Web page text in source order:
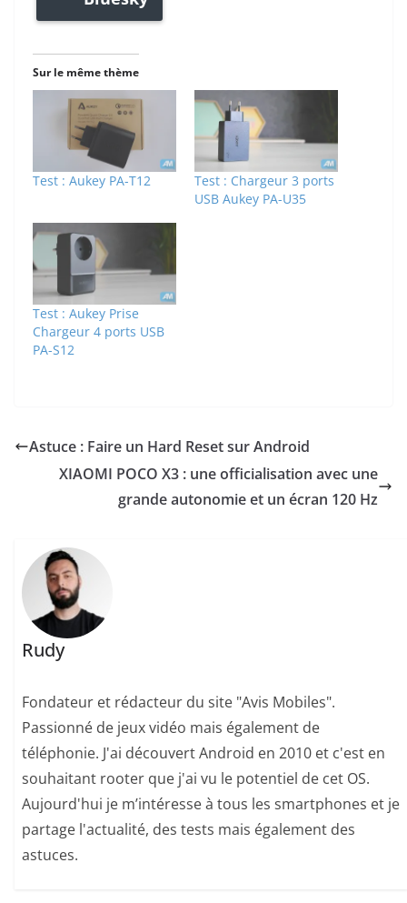
Sur le même thème
Test : Aukey PA-T12
Test : Chargeur 3 ports
USB Aukey PA-U35
Test : Aukey Prise
Chargeur 4 ports USB
PA-S12
Astuce : Faire un Hard Reset sur Android
XIAOMI POCO X3 : une officialisation avec une
grande autonomie et un écran 120 Hz
Rudy
Fondateur et rédacteur du site "Avis Mobiles".
Passionné de jeux vidéo mais également de
téléphonie. J'ai découvert Android en 2010 et c'est en
souhaitant rooter que j'ai vu le potentiel de cet OS.
Aujourd'hui je m’intéresse à tous les smartphones et je
partage l'actualité, des tests mais également des
astuces.